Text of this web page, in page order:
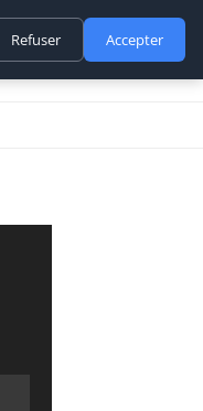
Refuser Accepter